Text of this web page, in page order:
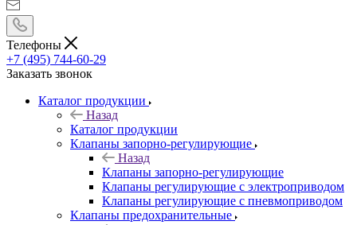
Телефоны
+7 (495) 744-60-29
Заказать звонок
Каталог продукции
Назад
Каталог продукции
Клапаны запорно-регулирующие
Назад
Клапаны запорно-регулирующие
Клапаны регулирующие с электроприводом
Клапаны регулирующие с пневмоприводом
Клапаны предохранительные